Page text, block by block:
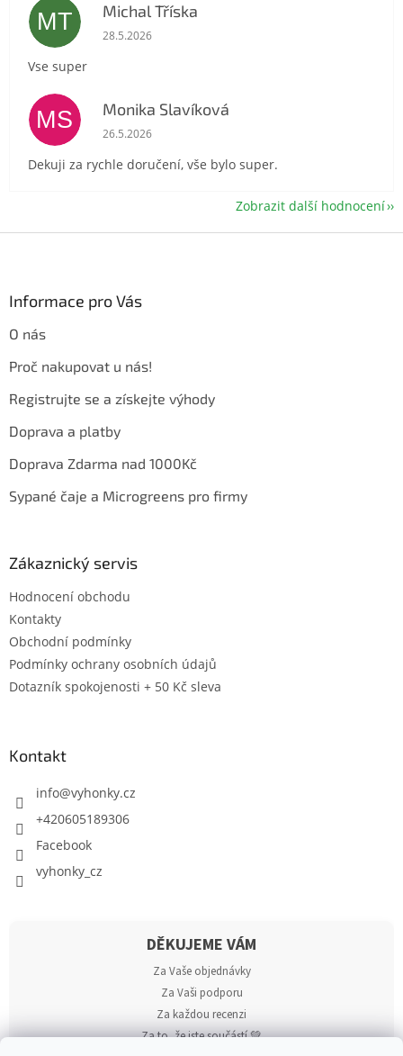
MT Michal Tříska
Hodnocení obchodu je 5 z 5 hvězdiček.
28.5.2026
Vse super
MS Monika Slavíková
Hodnocení obchodu je 5 z 5 hvězdiček.
26.5.2026
Dekuji za rychle doručení, vše bylo super.
Zobrazit další hodnocení
Informace pro Vás
O nás
Proč nakupovat u nás!
Registrujte se a získejte výhody
Doprava a platby
Doprava Zdarma nad 1000Kč
Sypané čaje a Microgreens pro firmy
Zákaznický servis
Hodnocení obchodu
Kontakty
Obchodní podmínky
Podmínky ochrany osobních údajů
Dotazník spokojenosti + 50 Kč sleva
Kontakt
info@vyhonky.cz
+420605189306
Facebook
vyhonky_cz
DĚKUJEME VÁM
Za Vaše objednávky
Za Vaši podporu
Za každou recenzi
Za to, že jste součástí 💚